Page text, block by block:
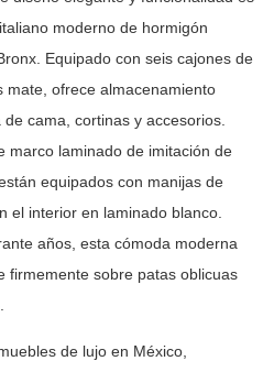
moderno de hormigón
Equipado con seis cajones de
mate, ofrece almacenamiento
cama, cortinas y accesorios.
marco laminado de imitación de
equipados con manijas de
el interior en laminado blanco.
años, esta cómoda moderna
firmemente sobre patas oblicuas
de lujo en México,